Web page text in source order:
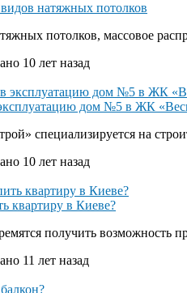
натяжных потолков
потолков, массовое
10 лет назад
дом №5 в ЖК
специализируется на
10 лет назад
квартиру в Киеве?
получить возможность
11 лет назад